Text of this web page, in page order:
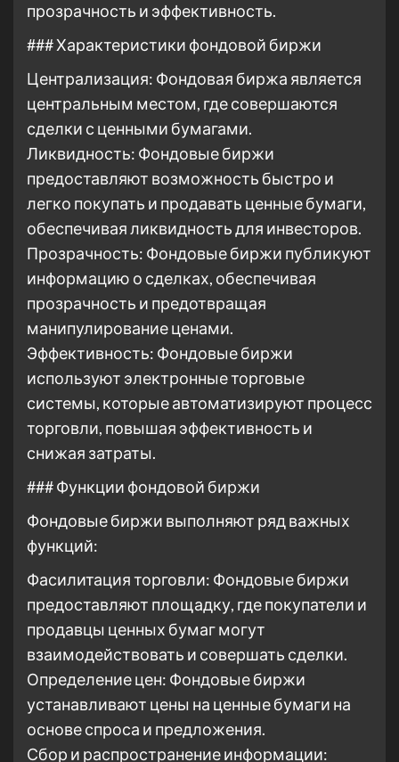
прозрачность и эффективность.
### Характеристики фондовой биржи
Централизация: Фондовая биржа является
центральным местом, где совершаются
сделки с ценными бумагами.
Ликвидность: Фондовые биржи
предоставляют возможность быстро и
легко покупать и продавать ценные бумаги,
обеспечивая ликвидность для инвесторов.
Прозрачность: Фондовые биржи публикуют
информацию о сделках, обеспечивая
прозрачность и предотвращая
манипулирование ценами.
Эффективность: Фондовые биржи
используют электронные торговые
системы, которые автоматизируют процесс
торговли, повышая эффективность и
снижая затраты.
### Функции фондовой биржи
Фондовые биржи выполняют ряд важных
функций:
Фасилитация торговли: Фондовые биржи
предоставляют площадку, где покупатели и
продавцы ценных бумаг могут
взаимодействовать и совершать сделки.
Определение цен: Фондовые биржи
устанавливают цены на ценные бумаги на
основе спроса и предложения.
Сбор и распространение информации: